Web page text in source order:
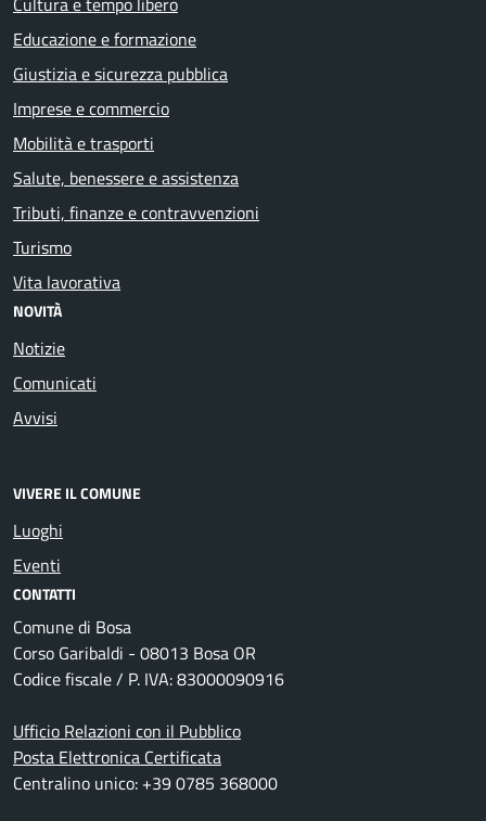
Educazione e formazione
Giustizia e sicurezza pubblica
Imprese e commercio
Mobilità e trasporti
Salute, benessere e assistenza
Tributi, finanze e contravvenzioni
Turismo
Vita lavorativa
NOVITÀ
Notizie
Comunicati
Avvisi
VIVERE IL COMUNE
Luoghi
Eventi
CONTATTI
Comune di Bosa
Corso Garibaldi - 08013 Bosa OR
Codice fiscale / P. IVA: 83000090916
Ufficio Relazioni con il Pubblico
Posta Elettronica Certificata
Centralino unico: +39 0785 368000